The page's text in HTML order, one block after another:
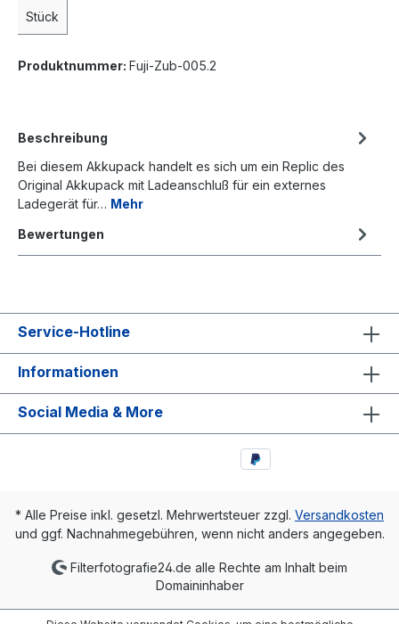
Stück
Produktnummer: Fuji-Zub-005.2
Beschreibung
Bei diesem Akkupack handelt es sich um ein Replic des
Original Akkupack mit Ladeanschluß für ein externes
Ladegerät für… Mehr
Bewertungen
Service-Hotline
Informationen
Social Media & More
* Alle Preise inkl. gesetzl. Mehrwertsteuer zzgl. Versandkosten
und ggf. Nachnahmegebühren, wenn nicht anders angegeben.
Filterfotografie24.de alle Rechte am Inhalt beim
Domaininhaber